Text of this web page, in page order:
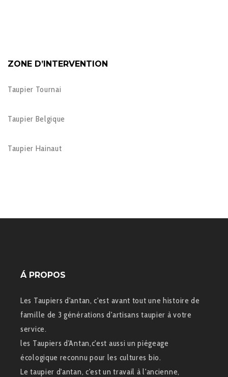
ZONE D’INTERVENTION
Taupier Tournai
Taupier Belgique
Taupier Hainaut
Á PROPOS
Les Taupiers d'antan, c'est avant tout une histoire de
famille de 3 générations d'artisans taupier à votre
service.
les Taupiers d'Antan,c'est aussi un piégeage
écologique reconnu pour les cultures bio.
Le taupier d'antan, c'est un travail à l'ancienne,